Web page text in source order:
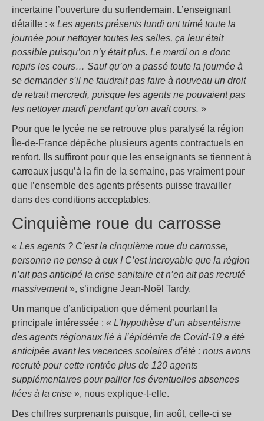
incertaine l’ouverture du surlendemain. L’enseignant
détaille : « Les agents présents lundi ont trimé toute la
journée pour nettoyer toutes les salles, ça leur était
possible puisqu’on n’y était plus. Le mardi on a donc
repris les cours… Sauf qu’on a passé toute la journée à
se demander s’il ne faudrait pas faire à nouveau un droit
de retrait mercredi, puisque les agents ne pouvaient pas
les nettoyer mardi pendant qu’on avait cours. »
Pour que le lycée ne se retrouve plus paralysé la région
Île-de-France dépêche plusieurs agents contractuels en
renfort. Ils suffiront pour que les enseignants se tiennent à
carreaux jusqu’à la fin de la semaine, pas vraiment pour
que l’ensemble des agents présents puisse travailler
dans des conditions acceptables.
Cinquième roue du carrosse
« Les agents ? C’est la cinquième roue du carrosse,
personne ne pense à eux ! C’est incroyable que la région
n’ait pas anticipé la crise sanitaire et n’en ait pas recruté
massivement», s’indigne Jean-Noël Tardy.
Un manque d’anticipation que dément pourtant la
principale intéressée : « L’hypothèse d’un absentéisme
des agents régionaux lié à l’épidémie de Covid-19 a été
anticipée avant les vacances scolaires d’été : nous avons
recruté pour cette rentrée plus de 120 agents
supplémentaires pour pallier les éventuelles absences
liées à la crise », nous explique-t-elle.
Des chiffres surprenants puisque, fin août, celle-ci se